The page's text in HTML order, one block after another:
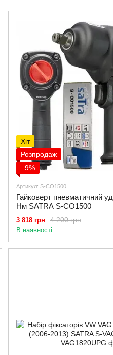
Хіт
Розпродаж
−9%
Артикул: S-CO1500
Гайковерт пневматичний
Нм SATRA S-CO1500
4 200 грн
3 818 грн
В наявності